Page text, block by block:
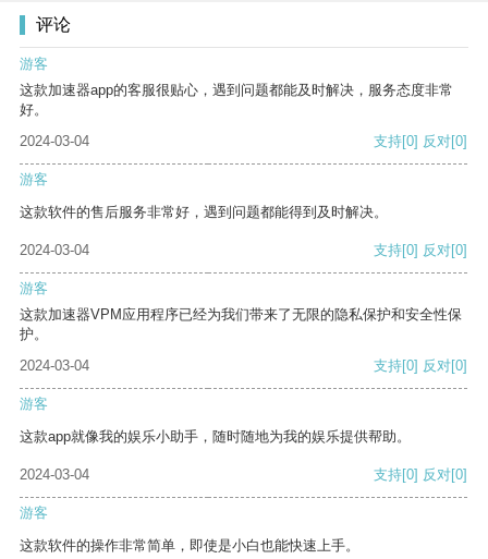
评论
游客
这款加速器app的客服很贴心，遇到问题都能及时解决，服务态度非常
好。
2024-03-04
支持[0] 反对[0]
游客
这款软件的售后服务非常好，遇到问题都能得到及时解决。
2024-03-04 支持[0] 反对[0]
游客
这款加速器VPM应用程序已经为我们带来了无限的隐私保护和安全性保
护。
2024-03-04
支持[0] 反对[0]
游客
这款app就像我的娱乐小助手，随时随地为我的娱乐提供帮助。
2024-03-04 支持[0] 反对[0]
游客
这款软件的操作非常简单，即使是小白也能快速上手。